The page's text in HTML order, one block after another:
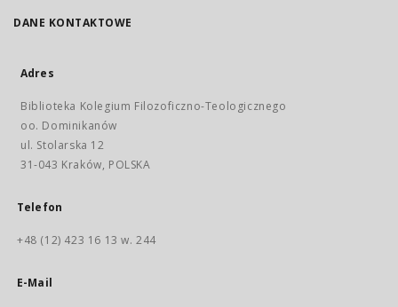
DANE KONTAKTOWE
Adres
Biblioteka Kolegium Filozoficzno-Teologicznego
oo. Dominikanów
ul. Stolarska 12
31-043 Kraków, POLSKA
Telefon
+48 (12) 423 16 13 w. 244
E-Mail